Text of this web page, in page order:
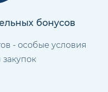
бонусов
- особые условия